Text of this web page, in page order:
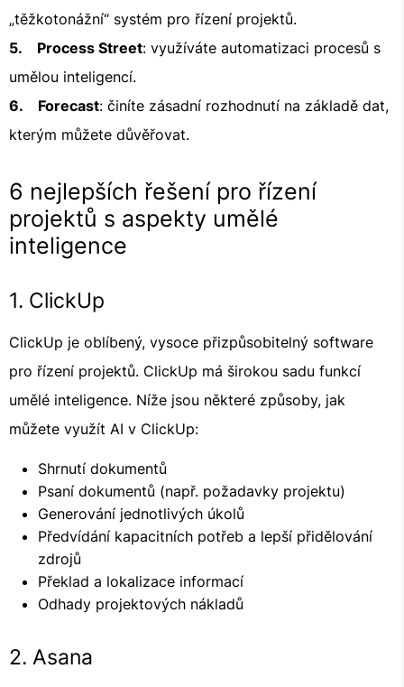
„těžkotonážní“ systém pro řízení projektů.
5. Process Street: využíváte automatizaci procesů s
umělou inteligencí.
6. Forecast: činíte zásadní rozhodnutí na základě dat,
kterým můžete důvěřovat.
6 nejlepších řešení pro řízení
projektů s aspekty umělé
inteligence
1. ClickUp
ClickUp je oblíbený, vysoce přizpůsobitelný software
pro řízení projektů. ClickUp má širokou sadu funkcí
umělé inteligence. Níže jsou některé způsoby, jak
můžete využít AI v ClickUp:
Shrnutí dokumentů
Psaní dokumentů (např. požadavky projektu)
Generování jednotlivých úkolů
Předvídání kapacitních potřeb a lepší přidělování
zdrojů
Překlad a lokalizace informací
Odhady projektových nákladů
2. Asana